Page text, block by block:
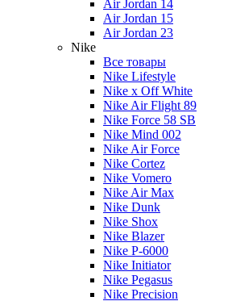
Air Jordan 14
Air Jordan 15
Air Jordan 23
Nike
Все товары
Nike Lifestyle
Nike x Off White
Nike Air Flight 89
Nike Force 58 SB
Nike Mind 002
Nike Air Force
Nike Cortez
Nike Vomero
Nike Air Max
Nike Dunk
Nike Shox
Nike Blazer
Nike P-6000
Nike Initiator
Nike Pegasus
Nike Precision